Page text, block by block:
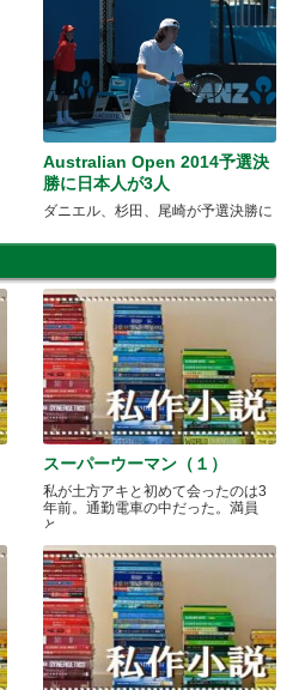
Australian Open 2014予選決
勝に日本人が3人
ダニエル、杉田、尾崎が予選決勝に
スーパーウーマン（１）
私が土方アキと初めて会ったのは3
年前。通勤電車の中だった。満員
と.....